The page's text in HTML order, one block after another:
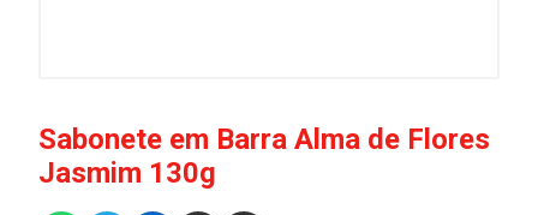
Sabonete em Barra Alma de Flores
Jasmim 130g